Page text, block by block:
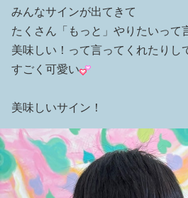
みんなサインが出てきて
たくさん「もっと」やりたいって
美味しい！って言ってくれたりし
すごく可愛い
美味しいサイン！